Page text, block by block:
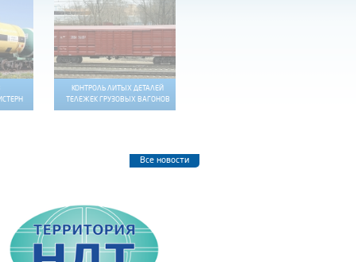
КОНТРОЛЬ ЛИТЫХ ДЕТАЛЕЙ
ТЕЛЕЖЕК ГРУЗОВЫХ ВАГОНОВ
Все новости